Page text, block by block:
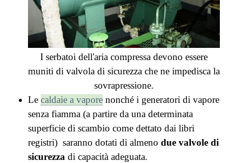
I serbatoi dell'aria compressa devono essere
muniti di valvola di sicurezza che ne impedisca la
sovrapressione.
Le caldaie a vapore nonché i generatori di vapore
senza fiamma (a partire da una determinata
superficie di scambio come dettato dai libri
registri) saranno dotati di almeno due valvole di
sicurezza di capacità adeguata.